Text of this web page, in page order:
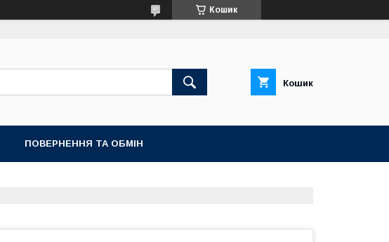
Кошик
Кошик
ПОВЕРНЕННЯ ТА ОБМІН